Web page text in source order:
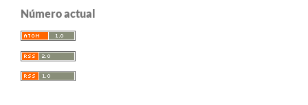
Número actual